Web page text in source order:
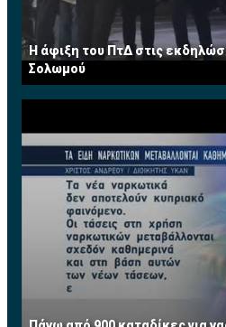
Η άφιξη του ΠτΔ στις
Σολωμού